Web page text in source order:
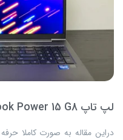
لپ تاپ HP ZBook Power 15 G8